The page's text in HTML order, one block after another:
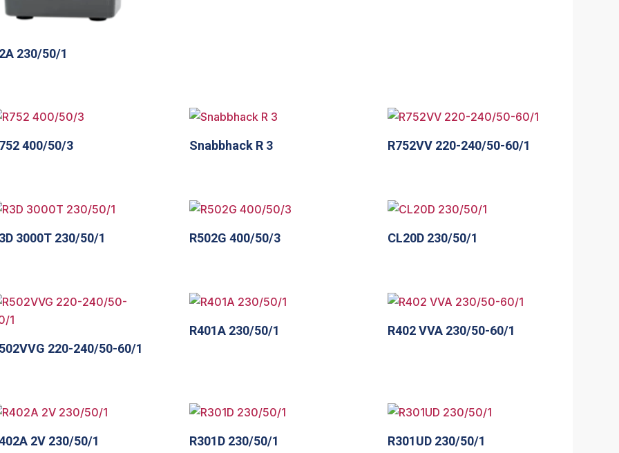
230/50/1
400/50/3 Snabbhack R 3 R752VV 220-240/50-60/1
3000T 230/50/1 R502G 400/50/3 CL20D 230/50/1
220-240/50-60/1
R401A 230/50/1 R402 VVA 230/50-60/1
2V 230/50/1 R301D 230/50/1 R301UD 230/50/1